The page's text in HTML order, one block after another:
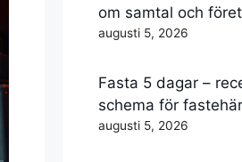
om samtal och
augusti 5, 2026
Fasta 5 dagar –
schema för
augusti 5, 2026